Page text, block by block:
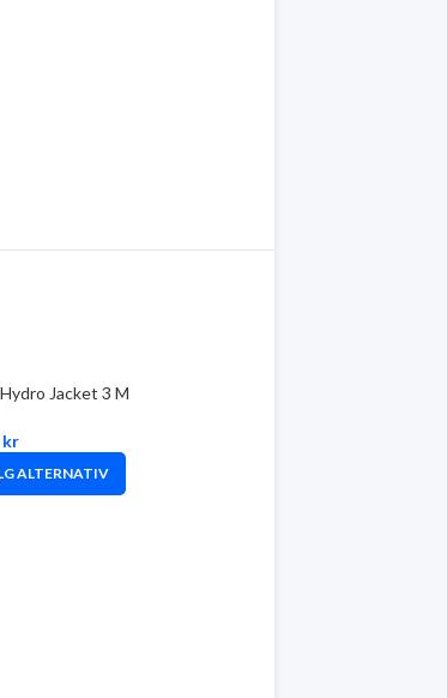
Jacket 3 M
kr
ALTERNATIV